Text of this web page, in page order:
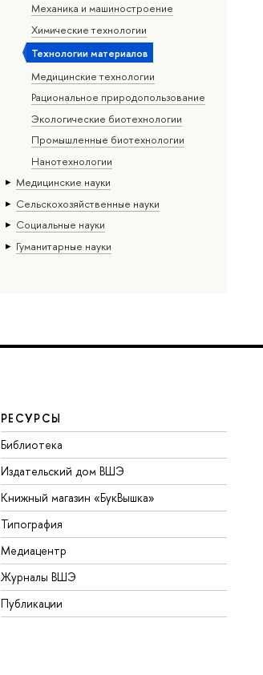
Механика и машиностроение
Химические технологии
Технологии материалов
Медицинские технологии
Рациональное природопользование
Экологические биотехнологии
Промышленные биотехнологии
Нанотехнологии
Медицинские науки
Сельскохозяйственные науки
Социальные науки
Гуманитарные науки
РЕСУРСЫ
Библиотека
Издательский дом ВШЭ
Книжный магазин «БукВышка»
Типография
Медиацентр
Журналы ВШЭ
Публикации